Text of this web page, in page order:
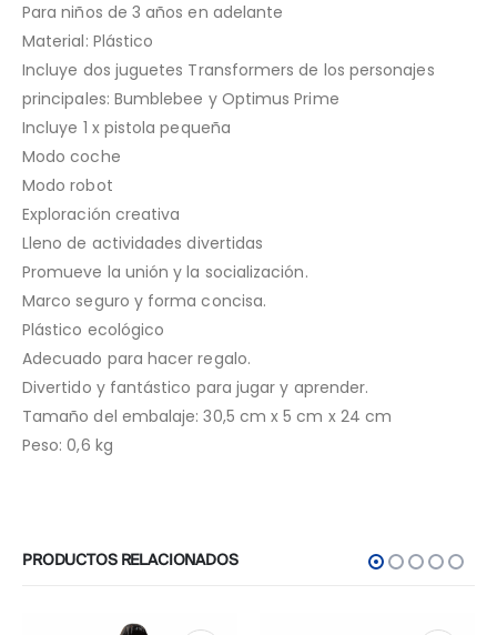
Para niños de 3 años en adelante
Material: Plástico
Incluye dos juguetes Transformers de los personajes
principales: Bumblebee y Optimus Prime
Incluye 1 x pistola pequeña
Modo coche
Modo robot
Exploración creativa
Lleno de actividades divertidas
Promueve la unión y la socialización.
Marco seguro y forma concisa.
Plástico ecológico
Adecuado para hacer regalo.
Divertido y fantástico para jugar y aprender.
Tamaño del embalaje: 30,5 cm x 5 cm x 24 cm
Peso: 0,6 kg
PRODUCTOS RELACIONADOS